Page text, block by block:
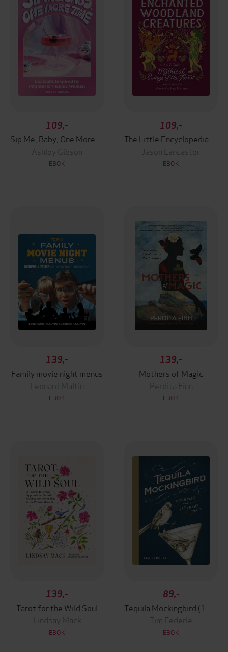
109,-
Ashley Gibson
EBOK
109,-
Jason Lancaster
EBOK
139,-
Family movie night menus
Leonard Maltin
EBOK
139,-
Mothers of Magic
Perdita Finn
EBOK
139,-
Tarot for the Wild Soul
Lindsay Mack
EBOK
89,-
Tim Federle
EBOK